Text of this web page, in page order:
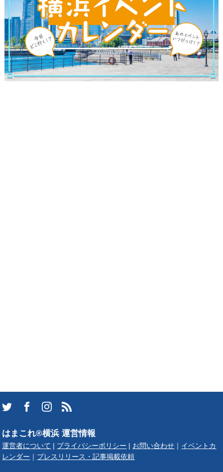
はまこれ®横浜 運営情報
運営者について プライバシーポリシー お問い合わせ
イベントカ
レンダー
プレスリリース・記事掲載依頼